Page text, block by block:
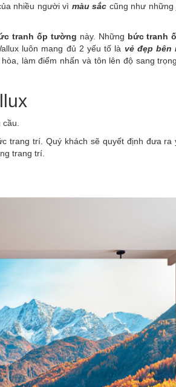
nhiều người vì màu sắc cũng như những
tranh ốp tường này. Những bức tranh
luôn mang đủ 2 yếu tố là vẻ đẹp bên
làm điểm nhấn và tôn lên độ sang
trang trí. Quý khách sẽ quyết định đưa ra
trang trí.